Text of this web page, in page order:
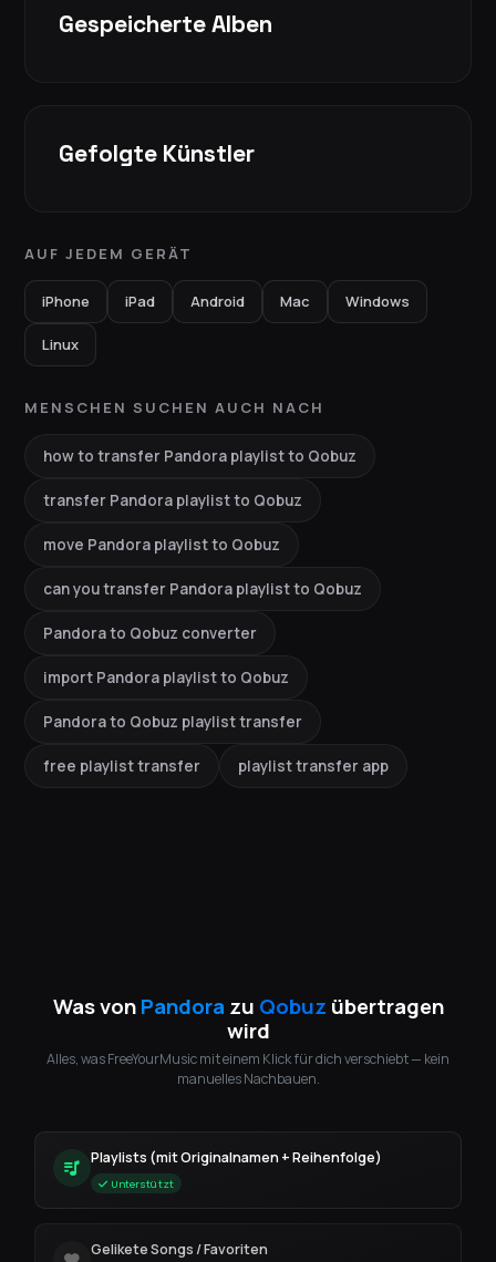
Gespeicherte Alben
Gefolgte Künstler
AUF JEDEM GERÄT
iPhone iPad Android Mac Windows
Linux
MENSCHEN SUCHEN AUCH NACH
how to transfer Pandora playlist to Qobuz
transfer Pandora playlist to Qobuz
move Pandora playlist to Qobuz
can you transfer Pandora playlist to Qobuz
Pandora to Qobuz converter
import Pandora playlist to Qobuz
Pandora to Qobuz playlist transfer
free playlist transfer playlist transfer app
Was vonPandora zu Qobuz übertragen
wird
Alles, was FreeYourMusic mit einem Klick für dich verschiebt — kein
manuelles Nachbauen.
Playlists (mit Originalnamen + Reihenfolge)
Unterstützt
Gelikete Songs / Favoriten